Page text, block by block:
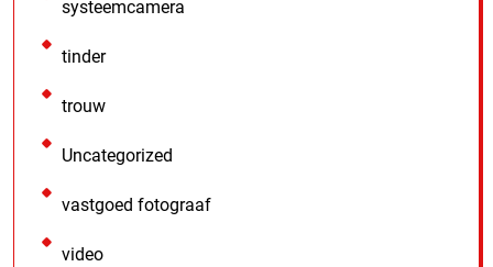
systeemcamera
tinder
trouw
Uncategorized
vastgoed fotograaf
video